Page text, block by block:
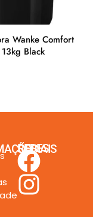
Wanke Comfort
13kg Black
REDES SOCIAIS